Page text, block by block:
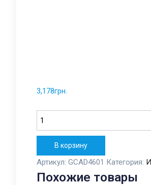
3,178грн.
Количество
В корзину
Артикул: GCAD4601 Категория:
Похожие товары